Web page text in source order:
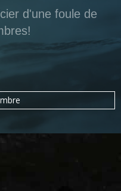
d'une foule de